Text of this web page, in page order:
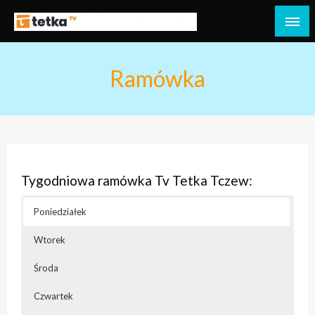
treściTv Tetka Tczew
Tetka Tczew – Twoja lokalna telewizja!
Ramówka
Tygodniowa ramówka Tv Tetka Tczew:
Poniedziałek
Wtorek
Środa
Czwartek